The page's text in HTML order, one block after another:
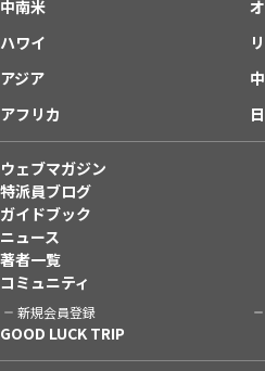
中南米
ハワイ
アジア
アフリカ
ウェブマガジン
特派員ブログ
ガイドブック
ニュース
著者一覧
コミュニティ
新規会員登録
GOOD LUCK TRIP